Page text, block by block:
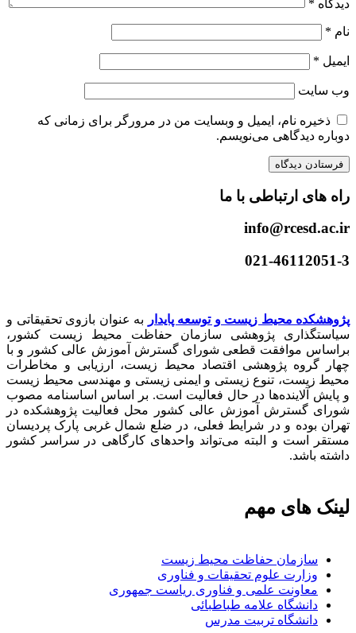
دیدگاه *
نام *
ایمیل *
وب‌ سایت
ذخیره نام، ایمیل و وبسایت من در مرورگر برای زمانی که
دوباره دیدگاهی می‌نویسم.
راه های ارتباطی با ما
info@rcesd.ac.ir​
021-46112051-3
پژوهشکده محیط زیست و توسعه پایدار
به عنوان بازوی تحقیقاتی و
سیاستگذاری پژوهشی سازمان حفاظت محیط زیست کشور،
براساس موافقت قطعی شورای گسترش آموزش عالی کشور و با
چهار گروه پژوهشی اقتصاد محیط زیست، ارزیابی و مخاطرات
محیط زیست، تنوع زیستی و ایمنی زیستی و مهندسی محیط زیست
و پایش آلاینده‌ها در حال فعالیت است. بر اساس اساسنامه مصوب
شورای گسترش آموزش عالی کشور محل فعالیت پژوهشکده در
تهران بوده و در شرایط فعلی، در ضلع شمال غربی پارک پردیسان
مستقر است و البته می‌تواند واحدهای کارگاهی در سراسر کشور
داشته باشد.
لینک های مهم
سازمان حفاظت محیط زیست
وزارت علوم تحقیقات و فناوری
معاونت علمی و فناوری ریاست جمهوری
دانشگاه علامه طباطبائی
دانشگاه تربیت مدرس